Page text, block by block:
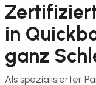
in
ganz
Als spezialisierter